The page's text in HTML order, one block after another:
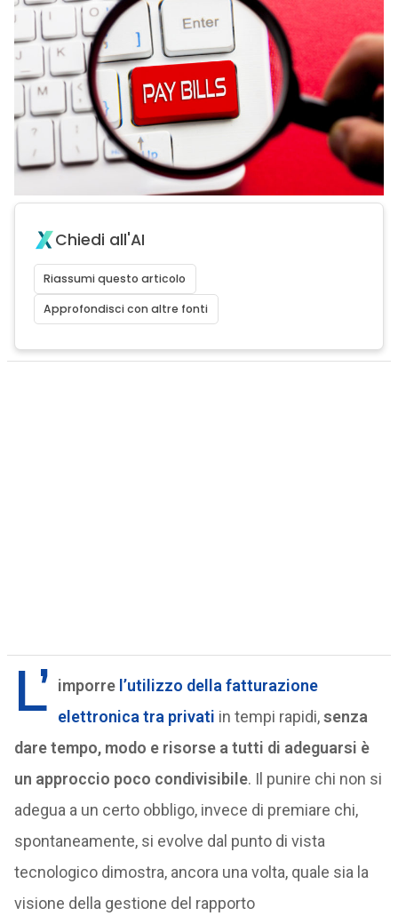
Chiedi all'AI
Riassumi questo articolo
Approfondisci con altre fonti
L’ imporre l’utilizzo della fatturazione
elettronica tra privati in tempi rapidi,senza
dare tempo, modo e risorse a tutti di adeguarsi è
un approccio poco condivisibile. Il punire chi non si
adegua a un certo obbligo, invece di premiare chi,
spontaneamente, si evolve dal punto di vista
tecnologico dimostra, ancora una volta, quale sia la
visione della gestione del rapporto